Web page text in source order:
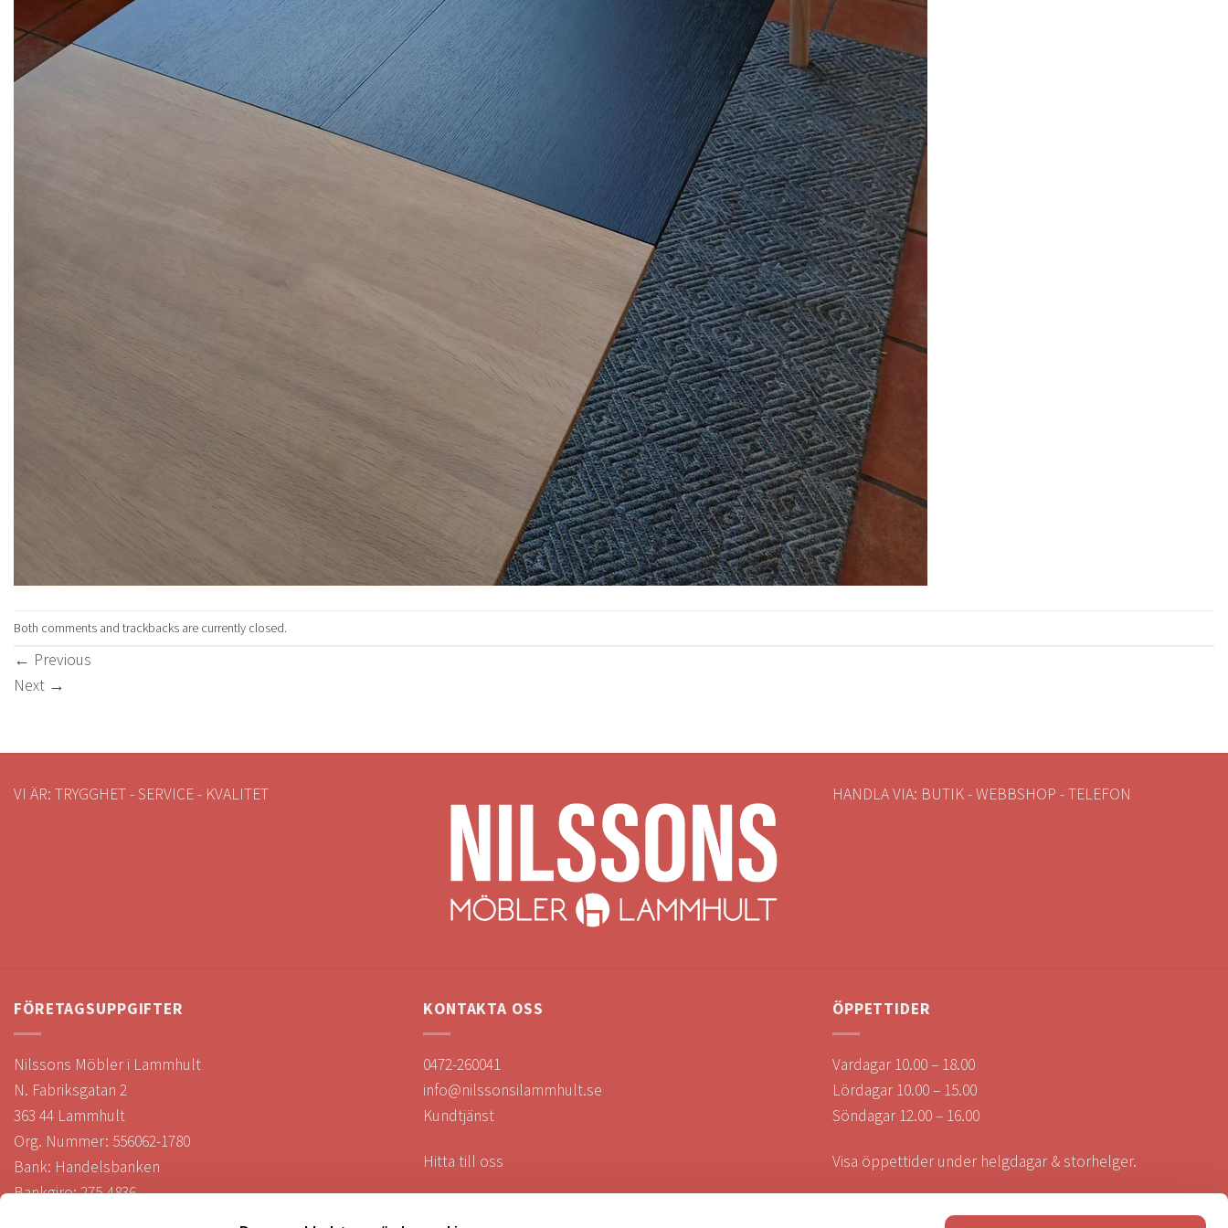
Both comments and trackbacks are currently closed.
← Previous
Next →
VI ÄR: TRYGGHET - SERVICE - KVALITET HANDLA VIA: BUTIK - WEBBSHOP - TELEFON
FÖRETAGSUPPGIFTER
Nilssons Möbler i Lammhult
N. Fabriksgatan 2
363 44 Lammhult
Org. Nummer: 556062-1780
Bank: Handelsbanken
Bankgiro: 275-4836
KONTAKTA OSS
0472-260041
info@nilssonsilammhult.se
Kundtjänst
Hitta till oss
ÖPPETTIDER
Vardagar 10.00 – 18.00
Lördagar 10.00 – 15.00
Söndagar 12.00 – 16.00
Visa öppettider under helgdagar & storhelger.